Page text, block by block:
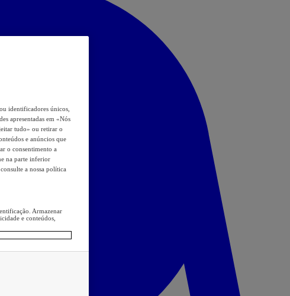
identificadores únicos,
apresentadas em «Nós
tudo» ou retirar o
e anúncios que
o consentimento a
na parte inferior
a nossa política
Armazenar
e conteúdos,